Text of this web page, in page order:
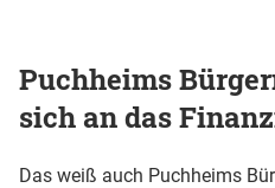
Puchheims
sich an das
Das weiß auch Puchheims